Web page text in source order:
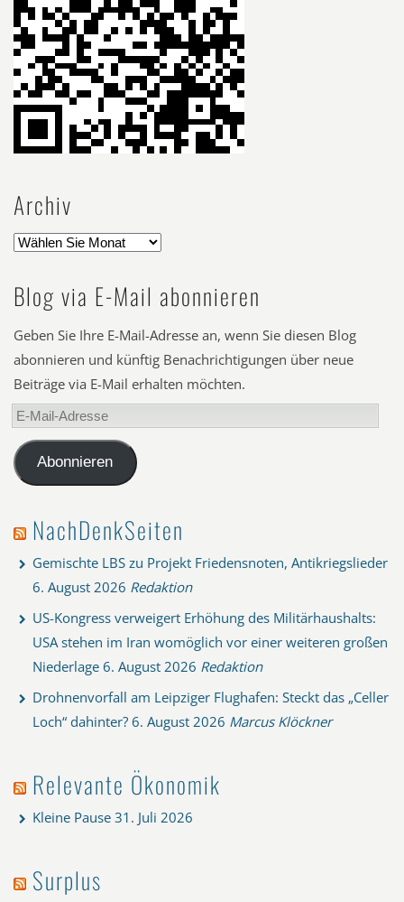
Archiv
Blog via E-Mail abonnieren
Geben Sie Ihre E-Mail-Adresse an, wenn Sie diesen Blog
abonnieren und künftig Benachrichtigungen über neue
Beiträge via E-Mail erhalten möchten.
E-
Mail-
AdresseAbonnieren
NachDenkSeiten
Gemischte LBS zu Projekt Friedensnoten, Antikriegslieder
6. August 2026 Redaktion
US-Kongress verweigert Erhöhung des Militärhaushalts:
USA stehen im Iran womöglich vor einer weiteren großen
Niederlage 6. August 2026 Redaktion
Drohnenvorfall am Leipziger Flughafen: Steckt das „Celler
Loch“ dahinter? 6. August 2026 Marcus Klöckner
Relevante Ökonomik
Kleine Pause 31. Juli 2026
Surplus